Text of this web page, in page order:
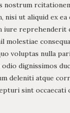
nostrum
nisi ut aliquid ex ea
iure reprehenderit
molestiae
voluptas nulla
dignissimos
deleniti atque
sint occaecati